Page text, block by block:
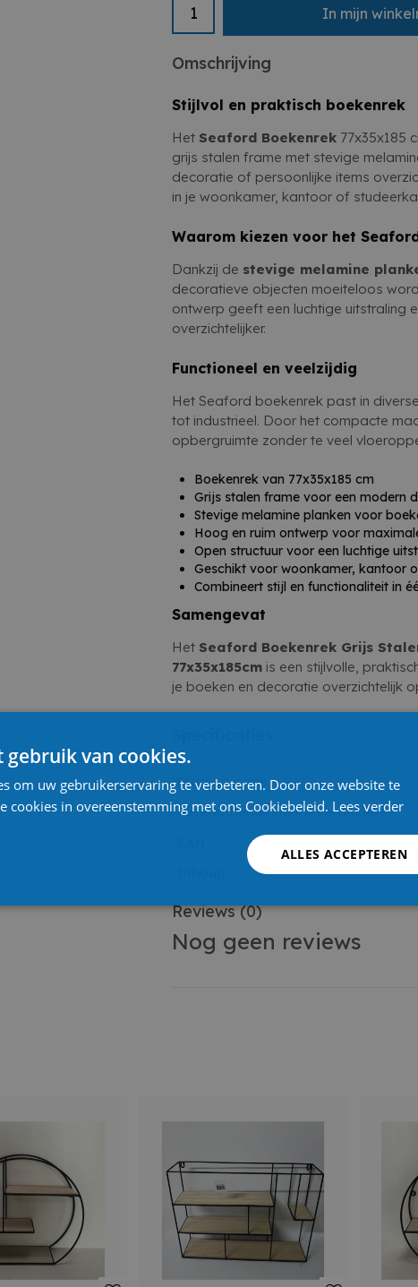
Geschikt voor woonkamer, kantoor
Combineert stijl en functionaliteit in
Het
Seaford Boekenrek Grijs
Planken 77x35x185cmis een
In mijn
Omschrijving
Stijlvol en praktisch boekenrek
Het Seaford Boekenrek 77x35x185
grijs stalen frame met stevige
decoratie of persoonlijke items
in je woonkamer, kantoor of
Waarom kiezen voor het
Dankzij de stevige melamine
decoratieve objecten moeiteloos
ontwerp geeft een luchtige uitstraling
overzichtelijker.
Functioneel en veelzijdig
Het Seaford boekenrek past in
tot industrieel. Door het compacte
opbergruimte zonder te veel
Boekenrek van 77x35x185 cm
Grijs stalen frame voor een modern
Stevige melamine planken voor
Hoog en ruim ontwerp voor
Open structuur voor een luchtige
Geschikt voor woonkamer, kantoor
Combineert stijl en functionaliteit in
Samengevat
Het Seaford Boekenrek Grijs
77x35x185cm is een stijlvolle,
je boeken en decoratie overzichtelijk
Product code
Referentienummer leverancier
Reviews(0)
Nog geen reviews
gebruik van cookies.
om uw gebruikerservaring te verbeteren. Door onze website te
cookies in overeenstemming met ons Cookiebeleid. Lees verder
ALLES ACCEPTEREN